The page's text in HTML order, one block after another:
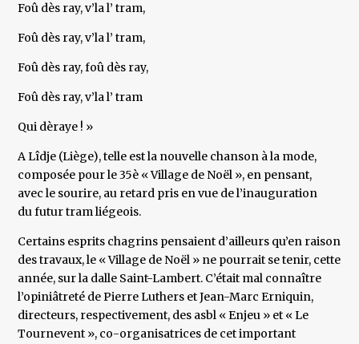
Foû dès ray, v’la l’ tram,
Foû dès ray, v’la l’ tram,
Foû dès ray, foû dès ray,
Foû dès ray, v’la l’ tram
Qui dèraye ! »
A Lîdje (Liège), telle est la nouvelle chanson à la mode,
composée pour le 35è « Village de Noël », en pensant,
avec le sourire, au retard pris en vue de l’inauguration
du futur tram liégeois.
Certains esprits chagrins pensaient d’ailleurs qu’en raison
des travaux, le « Village de Noël » ne pourrait se tenir, cette
année, sur la dalle Saint-Lambert. C’était mal connaître
l’opiniâtreté de Pierre Luthers et Jean-Marc Erniquin,
directeurs, respectivement, des asbl « Enjeu » et « Le
Tournevent », co-organisatrices de cet important